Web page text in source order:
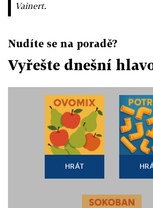
Vainert.
Nudíte se na poradě?
Vyřešte dnešní
HRÁT